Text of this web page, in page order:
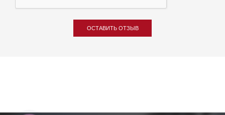
ОСТАВИТЬ ОТЗЫВ